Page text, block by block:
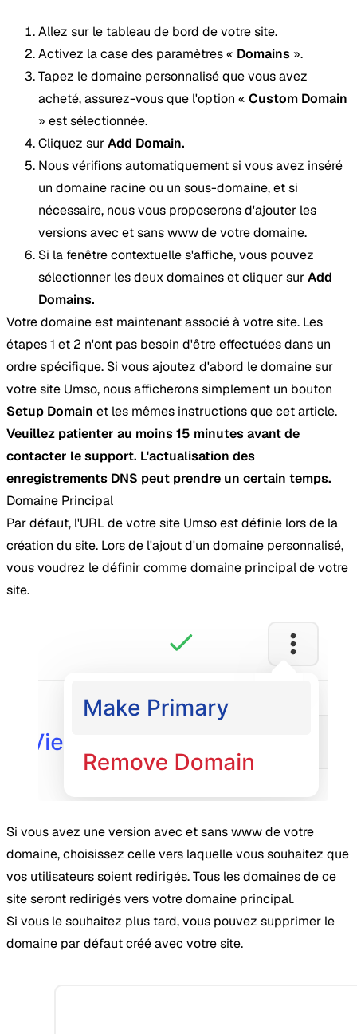
Allez sur le tableau de bord de votre site.
Activez la case des paramètres « Domains ».
Tapez le domaine personnalisé que vous avez
acheté, assurez-vous que l'option « Custom Domain
» est sélectionnée.
Cliquez surAdd Domain.
Nous vérifions automatiquement si vous avez inséré
un domaine racine ou un sous-domaine, et si
nécessaire, nous vous proposerons d'ajouter les
versions avec et sans www de votre domaine.
Si la fenêtre contextuelle s'affiche, vous pouvez
sélectionner les deux domaines et cliquer surAdd
Domains.
Votre domaine est maintenant associé à votre site. Les
étapes 1 et 2 n'ont pas besoin d'être effectuées dans un
ordre spécifique. Si vous ajoutez d'abord le domaine sur
votre site Umso, nous afficherons simplement un bouton
Setup Domain et les mêmes instructions que cet article.
Veuillez patienter au moins 15 minutes avant de
contacter le support. L'actualisation des
enregistrements DNS peut prendre un certain temps.
Domaine Principal
Par défaut, l'URL de votre site Umso est définie lors de la
création du site. Lors de l'ajout d'un domaine personnalisé,
vous voudrez le définir comme domaine principal de votre
site.
Si vous avez une version avec et sans www de votre
domaine, choisissez celle vers laquelle vous souhaitez que
vos utilisateurs soient redirigés. Tous les domaines de ce
site seront redirigés vers votre domaine principal.
Si vous le souhaitez plus tard, vous pouvez supprimer le
domaine par défaut créé avec votre site.